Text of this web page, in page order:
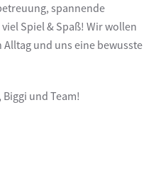
spannende
Spiel & Spaß! Wir wollen
und uns eine bewusste
und Team!